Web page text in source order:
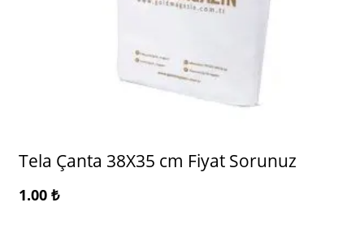
Tela Çanta 38X35 cm Fiyat Sorunuz
1.00 ₺